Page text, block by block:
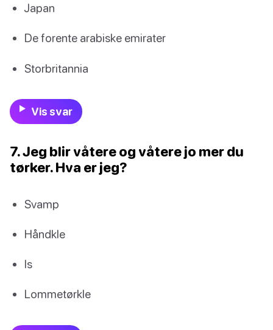
Japan
De forente arabiske emirater
Storbritannia
Vis svar
7. Jeg blir våtere og våtere jo mer du
tørker. Hva er jeg?
Svamp
Håndkle
Is
Lommetørkle